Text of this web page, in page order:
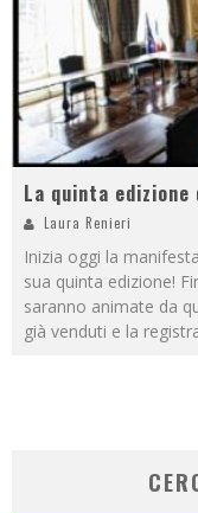
La quinta edizione
Laura Renieri
Inizia oggi la
sua quinta edizione!
saranno animate da
già venduti e la